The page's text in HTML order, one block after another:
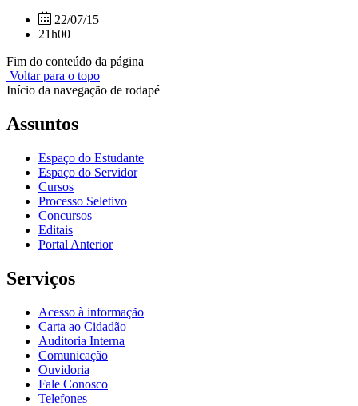
22/07/15
21h00
Fim do conteúdo da página
Voltar para o topo
Início da navegação de rodapé
Assuntos
Espaço do Estudante
Espaço do Servidor
Cursos
Processo Seletivo
Concursos
Editais
Portal Anterior
Serviços
Acesso à informação
Carta ao Cidadão
Auditoria Interna
Comunicação
Ouvidoria
Fale Conosco
Telefones